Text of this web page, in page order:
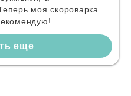
моя скороварка
еще